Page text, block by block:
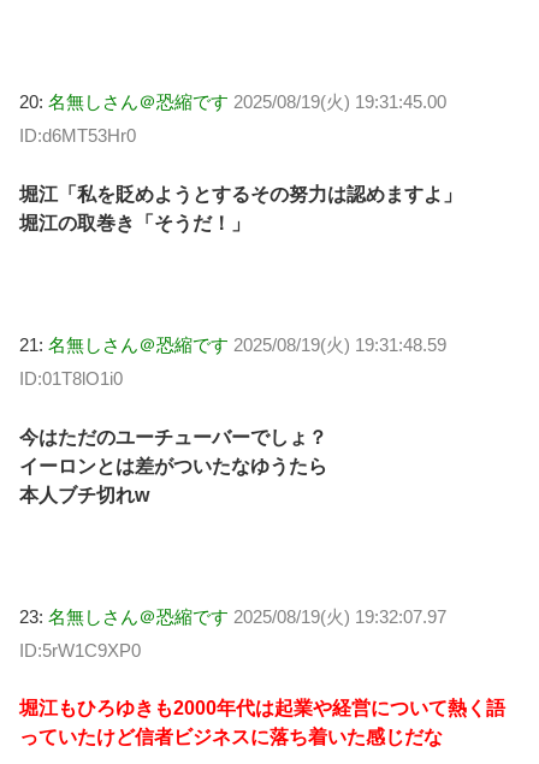
20: 名無しさん＠恐縮です 2025/08/19(火) 19:31:45.00
ID:d6MT53Hr0
堀江「私を貶めようとするその努力は認めますよ」
堀江の取巻き「そうだ！」
21: 名無しさん＠恐縮です 2025/08/19(火) 19:31:48.59
ID:01T8lO1i0
今はただのユーチューバーでしょ？
イーロンとは差がついたなゆうたら
本人ブチ切れw
23: 名無しさん＠恐縮です 2025/08/19(火) 19:32:07.97
ID:5rW1C9XP0
堀江もひろゆきも2000年代は起業や経営について熱く語
っていたけど信者ビジネスに落ち着いた感じだな